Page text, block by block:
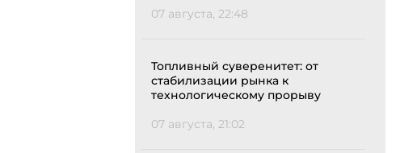
07 августа, 22:48
Топливный суверенитет: от
стабилизации рынка к
технологическому прорыву
07 августа, 21:02